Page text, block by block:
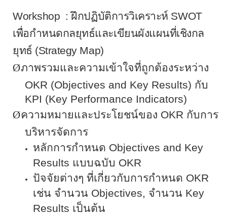
Workshop : ฝึกปฏิบัติการวิเคราะห์ SWOT
เพื่อกำหนดกลยุทธ์และเขียนผังแผนที่เชิงกล
ยุทธ์ (Strategy Map)
Øภาพรวมและความเข้าใจที่ถูกต้องระหว่าง
OKR (Objectives and Key Results) กับ
KPI (Key Performance Indicators)
Øความหมายและประโยชน์ของ OKR กับการ
บริหารจัดการ
หลักการกำหนด Objectives and Key
Results แบบฉบับ OKR
ปัจจัยต่างๆ ที่เกี่ยวกับการกำหนด OKR
เช่น จำนวน Objectives, จำนวน Key
Results เป็นต้น